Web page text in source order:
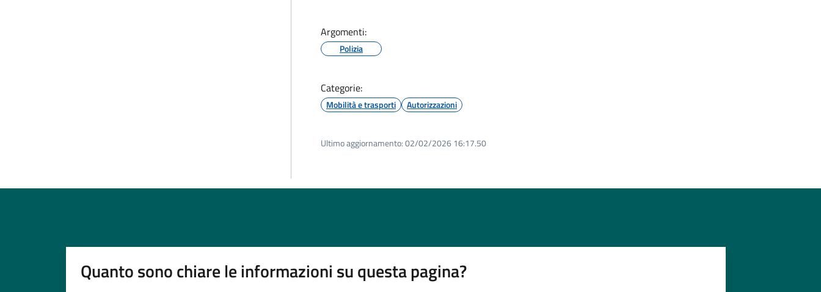
Argomenti:
Polizia
Categorie:
Mobilità e trasporti Autorizzazioni
Ultimo aggiornamento:02/02/2026 16:17.50
Quanto sono chiare le informazioni su questa pagina?